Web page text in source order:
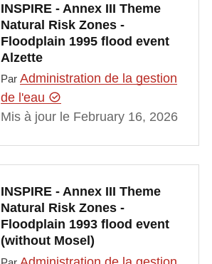
INSPIRE - Annex III Theme
Natural Risk Zones -
Floodplain 1995 flood event
Alzette
Par Administration de la gestion
de l'eau
Mis à jour le February 16, 2026
INSPIRE - Annex III Theme
Natural Risk Zones -
Floodplain 1993 flood event
(without Mosel)